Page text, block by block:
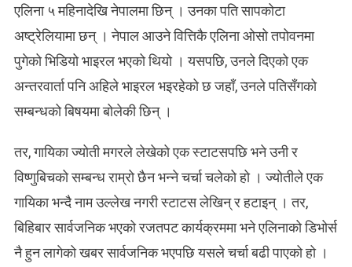
एलिना ५ महिनादेखि नेपालमा छिन् । उनका पति सापकोटा
अष्ट्रेलियामा छन् । नेपाल आउने वित्तिकै एलिना ओसो तपोवनमा
पुगेको भिडियो भाइरल भएको थियो । यसपछि, उनले दिएको एक
अन्तरवार्ता पनि अहिले भाइरल भइरहेको छ जहाँ, उनले पतिसँगको
सम्बन्धको बिषयमा बोलेकी छिन् ।
तर, गायिका ज्योती मगरले लेखेको एक स्टाटसपछि भने उनी र
विष्णुबिचको सम्बन्ध राम्रो छैन भन्ने चर्चा चलेको हो । ज्योतीले एक
गायिका भन्दै नाम उल्लेख नगरी स्टाटस लेखिन् र हटाइन् । तर,
बिहिबार सार्वजनिक भएको रजतपट कार्यक्रममा भने एलिनाको डिभोर्स
नै हुन लागेको खबर सार्वजनिक भएपछि यसले चर्चा बढी पाएको हो ।